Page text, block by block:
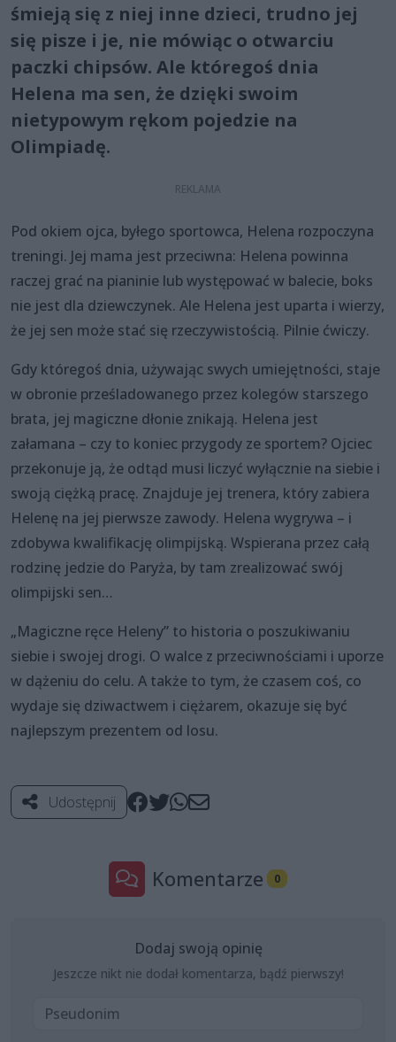
śmieją się z niej inne dzieci, trudno jej
się pisze i je, nie mówiąc o otwarciu
paczki chipsów. Ale któregoś dnia
Helena ma sen, że dzięki swoim
nietypowym rękom pojedzie na
Olimpiadę.
Pod okiem ojca, byłego sportowca, Helena rozpoczyna
treningi. Jej mama jest przeciwna: Helena powinna
raczej grać na pianinie lub występować w balecie, boks
nie jest dla dziewczynek. Ale Helena jest uparta i wierzy,
że jej sen może stać się rzeczywistością. Pilnie ćwiczy.
Gdy któregoś dnia, używając swych umiejętności, staje
w obronie prześladowanego przez kolegów starszego
brata, jej magiczne dłonie znikają. Helena jest
załamana – czy to koniec przygody ze sportem? Ojciec
przekonuje ją, że odtąd musi liczyć wyłącznie na siebie i
swoją ciężką pracę. Znajduje jej trenera, który zabiera
Helenę na jej pierwsze zawody. Helena wygrywa – i
zdobywa kwalifikację olimpijską. Wspierana przez całą
rodzinę jedzie do Paryża, by tam zrealizować swój
olimpijski sen…
„Magiczne ręce Heleny” to historia o poszukiwaniu
siebie i swojej drogi. O walce z przeciwnościami i uporze
w dążeniu do celu. A także to tym, że czasem coś, co
wydaje się dziwactwem i ciężarem, okazuje się być
najlepszym prezentem od losu.
Udostępnij
Komentarze 0
Dodaj swoją opinię
Jeszcze nikt nie dodał komentarza, bądź pierwszy!